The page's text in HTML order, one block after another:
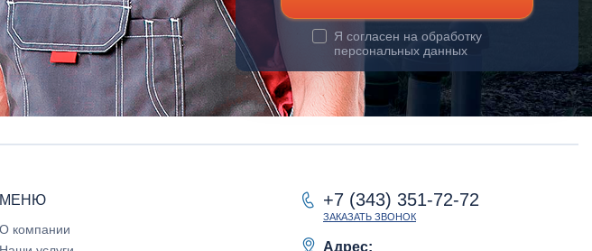
Я согласен на обработку
персональных данных
МЕНЮ
О компании
+7 (343) 351-72-72
ЗАКАЗАТЬ ЗВОНОК
Адрес: